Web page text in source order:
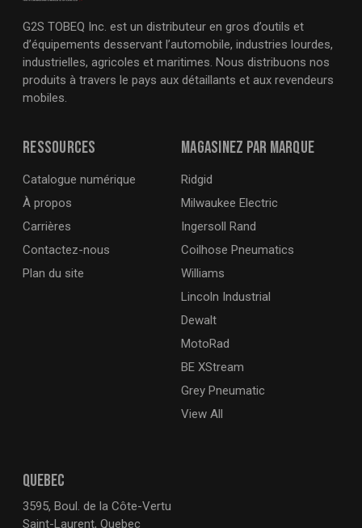
G2S TOBEQ Inc. est un distributeur en gros d’outils et
d’équipements desservant l’automobile, industries lourdes,
industrielles, agricoles et maritimes. Nous distribuons nos
produits à travers le pays aux détaillants et aux revendeurs
mobiles.
QUEBEC
3595, Boul. de la Côte-Vertu
Saint-Laurent, Quebec
Magasinez par marque
Ridgid
Milwaukee Electric
Ingersoll Rand
Coilhose Pneumatics
Williams
Lincoln Industrial
Dewalt
MotoRad
BE XStream
Grey Pneumatic
View All
Ressources
Catalogue numérique
À propos
Carrières
Contactez-nous
Plan du site